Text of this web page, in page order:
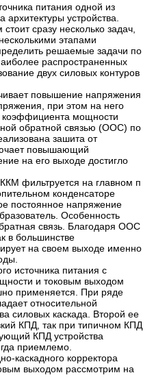
питания одной из
устройства.
сразу несколько задач,
этапами
решаемые задачи по
распространенных
двух силовых контуров
повышение напряжения
при этом на него
коэффициента мощности
обратной связью (ООС) по
зашита от
повышающий
на его выходе достигло
фильтруется на главном п
конденсаторе
постоянное напряжение
Особенность
связь. Благодаря ООС
в большинстве
на своем выходе именно
источника питания с
и токовым выходом
применяется. При ряде
относительной
силовых каскада. Второй ее
КПД, так при типичном КПД
КПД устройства
приемлемо.
каскадного корректора
выходом рассмотрим на